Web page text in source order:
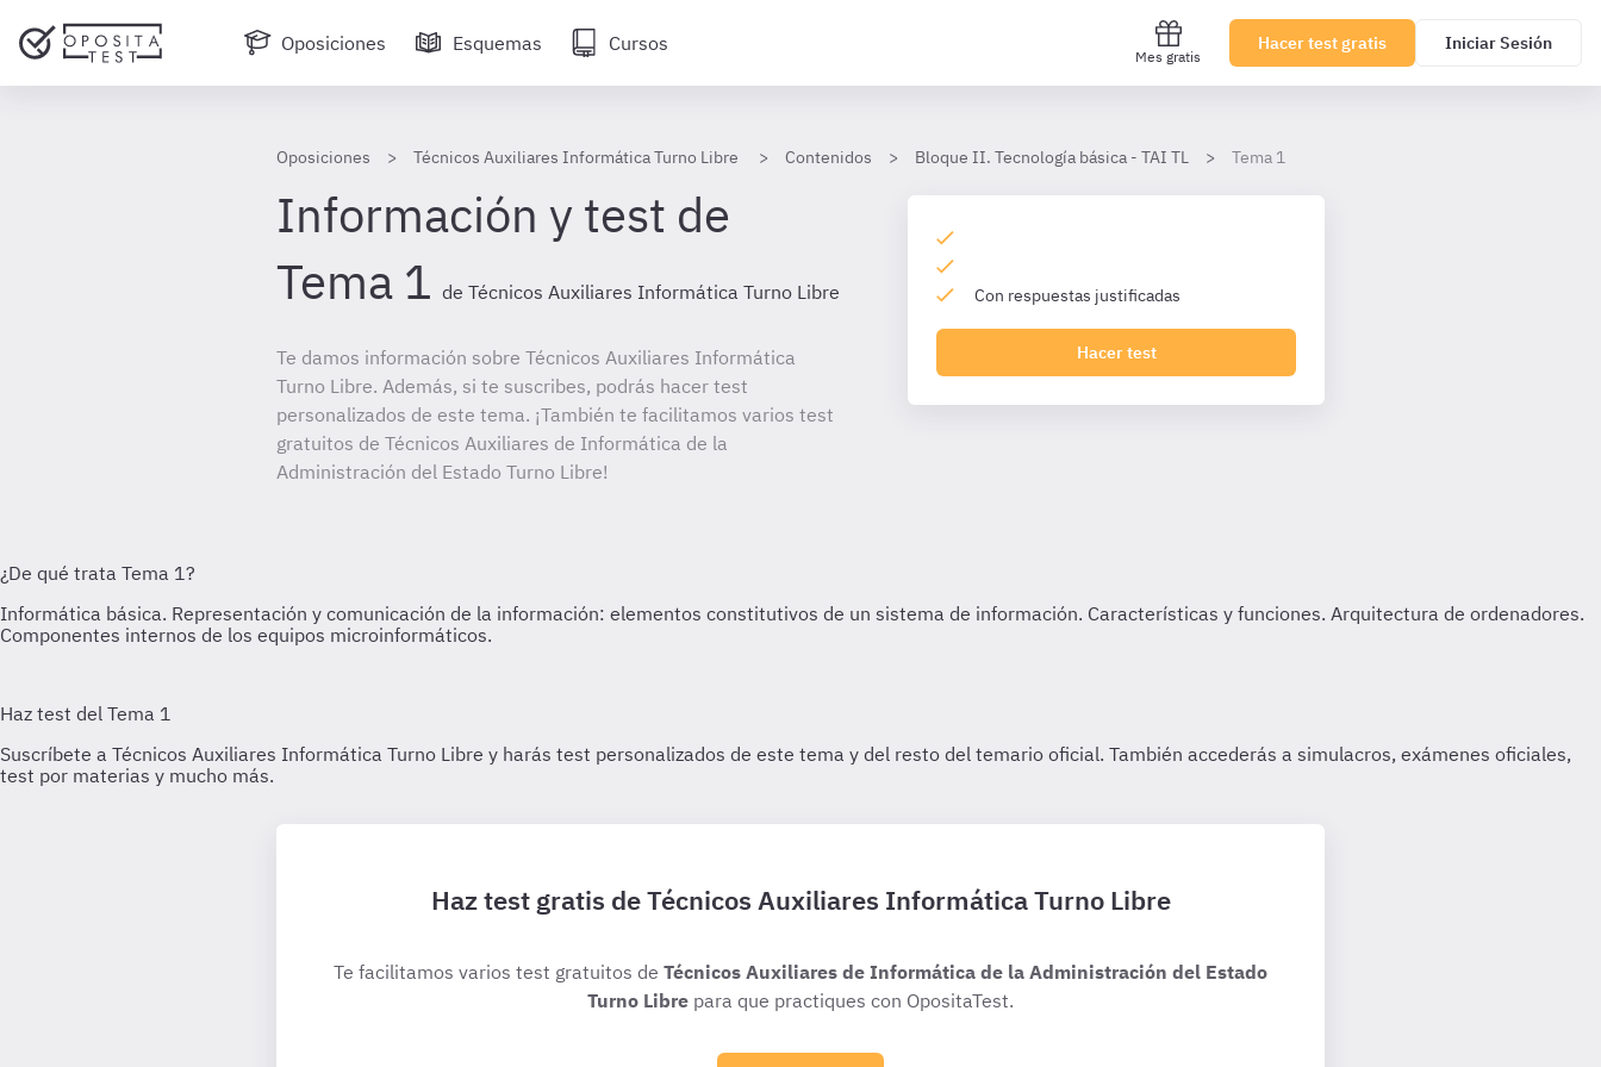
Oposiciones Esquemas Cursos
Mes gratis
Hacer test gratis Iniciar Sesión
Oposiciones Técnicos Auxiliares Informática Turno Libre Contenidos Bloque II. Tecnología básica - TAI TL Tema 1
Información y test de
Tema 1 de Técnicos Auxiliares Informática Turno Libre
Te damos información sobre Técnicos Auxiliares Informática
Turno Libre. Además, si te suscribes, podrás hacer test
personalizados de este tema. ¡También te facilitamos varios test
gratuitos de Técnicos Auxiliares de Informática de la
Administración del Estado Turno Libre!
Con respuestas justificadas
Hacer test
Haz test gratis de Técnicos Auxiliares Informática Turno Libre
Te facilitamos varios test gratuitos de Técnicos Auxiliares de Informática de la Administración del Estado
Turno Libre para que practiques con OpositaTest.